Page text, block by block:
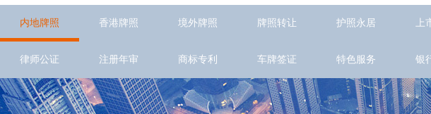
内地牌照 香港牌照 境外牌照 牌照转让 护照永居 上
律师公证 注册年审 商标专利 车牌签证 特色服务 银